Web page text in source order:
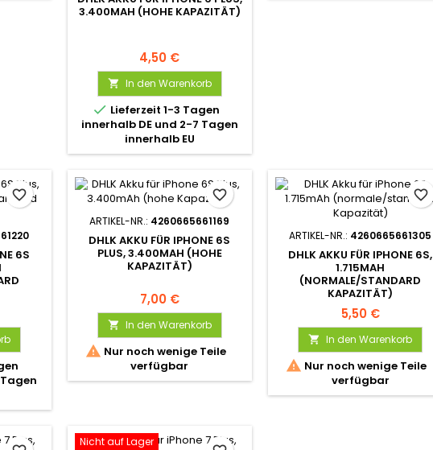
3.400MAH (HOHE KAPAZITÄT)
4,50 €
 In den Warenkorb
 Lieferzeit 1-3 Tagen
innerhalb DE und 2-7 Tagen
innerhalb EU
6S
favorite_border
ARTIKEL-NR.: 4260665661169
DHLK AKKU FÜR IPHONE 6S
PLUS, 3.400MAH (HOHE
KAPAZITÄT)
7,00 €
 In den Warenkorb
 Nur noch wenige Teile
verfügbar
favorite_border
ARTIKEL-NR.: 4260665661305
DHLK AKKU FÜR IPHONE 6S,
1.715MAH
(NORMALE/STANDARD
KAPAZITÄT)
5,50 €
 In den Warenkorb
 Nur noch wenige Teile
verfügbar
favorite_border
Nicht auf Lager